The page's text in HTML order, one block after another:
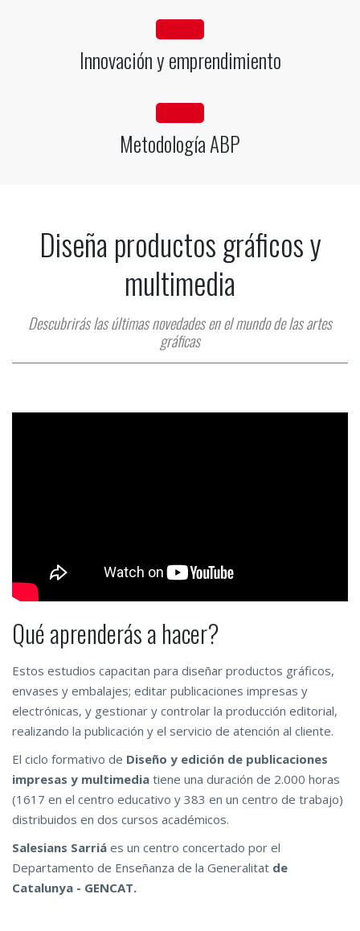
Innovación y emprendimiento
fa fa-gears
Metodología ABP
Diseña productos gráficos y
multimedia
Descubrirás las últimas novedades en el mundo de las artes
gráficas
Qué aprenderás a hacer?
Estos estudios capacitan para diseñar productos gráficos,
envases y embalajes; editar publicaciones impresas y
electrónicas, y gestionar y controlar la producción editorial,
realizando la publicación y el servicio de atención al cliente.
El ciclo formativo de Diseño y edición de publicaciones
impresas y multimedia tiene una duración de 2.000 horas
(1617 en el centro educativo y 383 en un centro de trabajo)
distribuidos en dos cursos académicos.
Salesians Sarriá es un centro concertado por el
Departamento de Enseñanza de la Generalitat de
Catalunya - GENCAT.